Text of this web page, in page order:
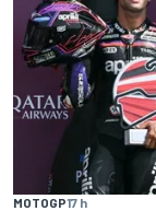
MOTOGP17 h